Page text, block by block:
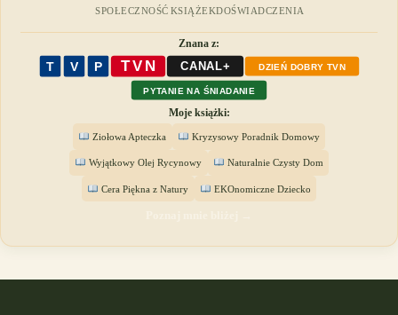
SPOŁECZNOŚĆ KSIĄŻEKDOŚWIADCZENIA
Znana z:
T V P TVN CANAL+ DZIEŃ DOBRY TVN
PYTANIE NA ŚNIADANIE
Moje książki:
Ziołowa Apteczka Kryzysowy Poradnik Domowy
Wyjątkowy Olej Rycynowy Naturalnie Czysty Dom
Cera Piękna z Natury EKOnomiczne Dziecko